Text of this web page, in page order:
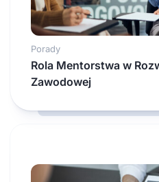
Porady
Rola Mentorstwa w
Zawodowej